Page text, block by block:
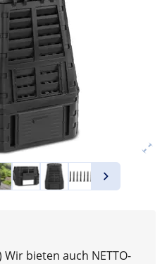
Wir bieten auch NETTO-